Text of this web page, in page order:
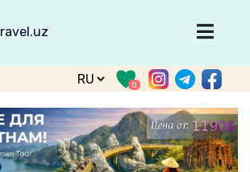
Главная
Направления
Туры
Тур. фирмы
0